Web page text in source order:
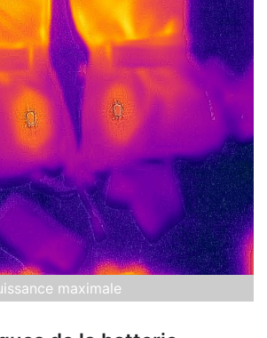
maximale